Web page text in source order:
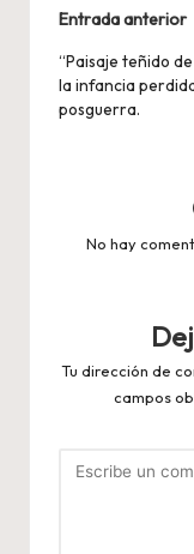
de
Entrada anterior
“Paisaje teñido
la infancia
posguerra.
No hay
Tu dirección de
campos